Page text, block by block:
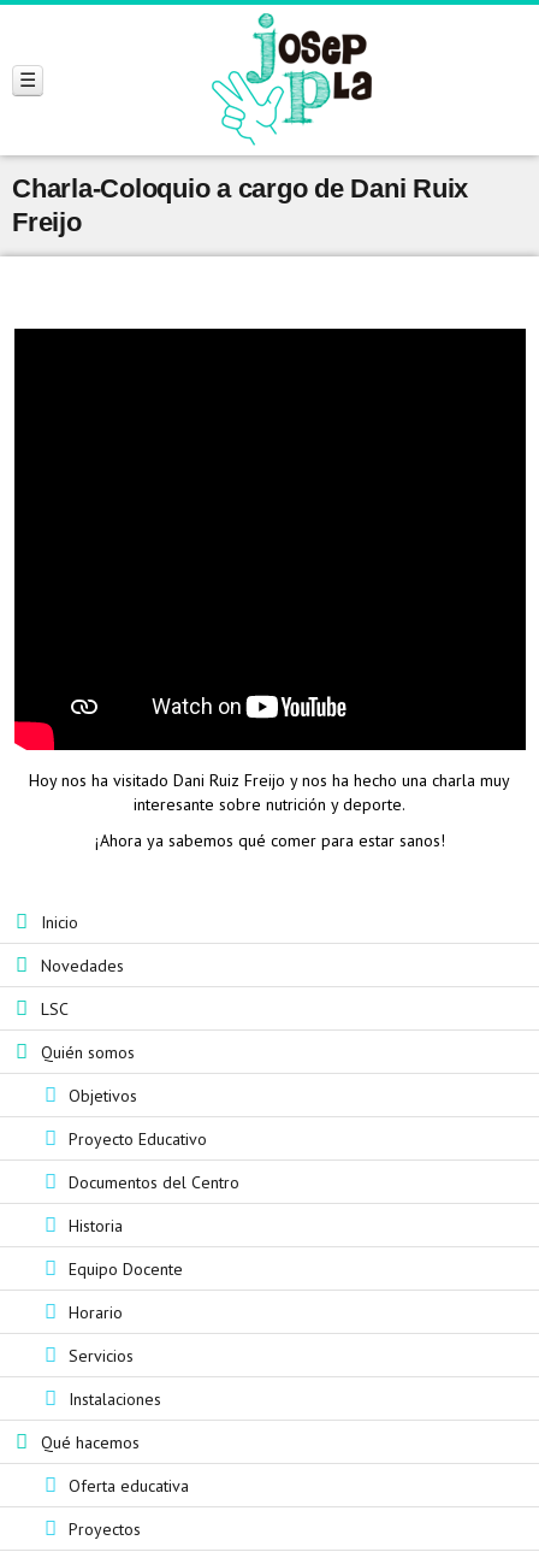
Charla-Coloquio a cargo de Dani Ruix
Freijo
Hoy nos ha visitado Dani Ruiz Freijo y nos ha hecho una charla muy
interesante sobre nutrición y deporte.
¡Ahora ya sabemos qué comer para estar sanos!
Inicio
Novedades
LSC
Quién somos
Objetivos
Proyecto Educativo
Documentos del Centro
Historia
Equipo Docente
Horario
Servicios
Instalaciones
Qué hacemos
Oferta educativa
Proyectos